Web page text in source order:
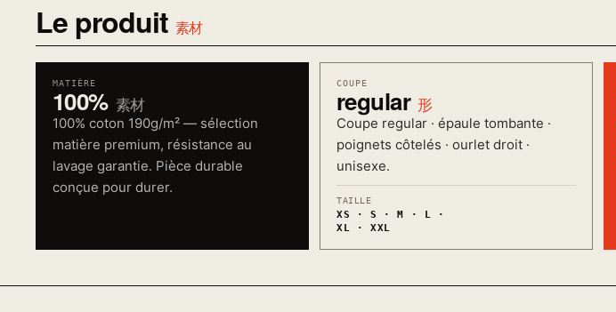
Le produit 素材
MATIÈRE
100% 素材
100% coton 190g/m² — sélection
matière premium, résistance au
lavage garantie. Pièce durable
conçue pour durer.
COUPE
regular 形
Coupe regular · épaule tombante ·
poignets côtelés · ourlet droit ·
unisexe.
TAILLE
XS · S · M · L ·
XL · XXL